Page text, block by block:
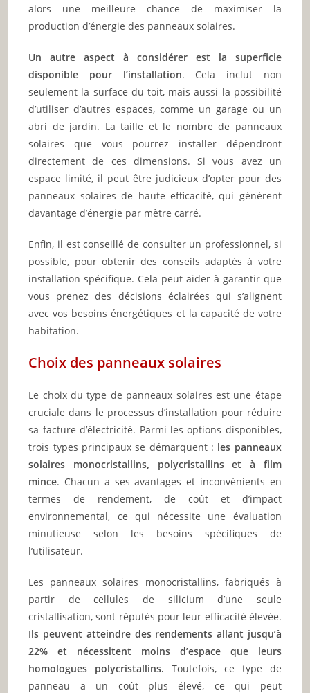
alors une meilleure chance de maximiser la
production d’énergie des panneaux solaires.
Un autre aspect à considérer est la superficie
disponible pour l’installation. Cela inclut non
seulement la surface du toit, mais aussi la possibilité
d’utiliser d’autres espaces, comme un garage ou un
abri de jardin. La taille et le nombre de panneaux
solaires que vous pourrez installer dépendront
directement de ces dimensions. Si vous avez un
espace limité, il peut être judicieux d’opter pour des
panneaux solaires de haute efficacité, qui génèrent
davantage d’énergie par mètre carré.
Enfin, il est conseillé de consulter un professionnel, si
possible, pour obtenir des conseils adaptés à votre
installation spécifique. Cela peut aider à garantir que
vous prenez des décisions éclairées qui s’alignent
avec vos besoins énergétiques et la capacité de votre
habitation.
Choix des panneaux solaires
Le choix du type de panneaux solaires est une étape
cruciale dans le processus d’installation pour réduire
sa facture d’électricité. Parmi les options disponibles,
trois types principaux se démarquent : les panneaux
solaires monocristallins, polycristallins et à film
mince. Chacun a ses avantages et inconvénients en
termes de rendement, de coût et d’impact
environnemental, ce qui nécessite une évaluation
minutieuse selon les besoins spécifiques de
l’utilisateur.
Les panneaux solaires monocristallins, fabriqués à
partir de cellules de silicium d’une seule
cristallisation, sont réputés pour leur efficacité élevée.
Ils peuvent atteindre des rendements allant jusqu’à
22% et nécessitent moins d’espace que leurs
homologues polycristallins. Toutefois, ce type de
panneau a un coût plus élevé, ce qui peut